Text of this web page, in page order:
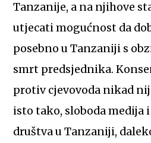
Tanzanije, a na njihove
utjecati mogućnost da
posebno u Tanzaniji s
smrt predsjednika.
protiv cjevovoda nikad
isto tako, sloboda medija
društva u Tanzaniji,